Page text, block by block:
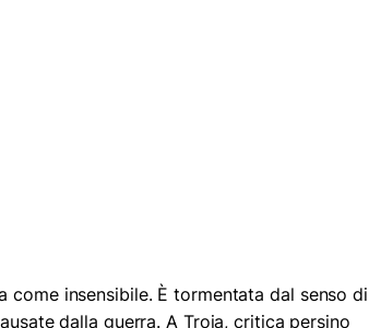
come insensibile. È tormentata dal senso di
dalla guerra. A Troia, critica persino